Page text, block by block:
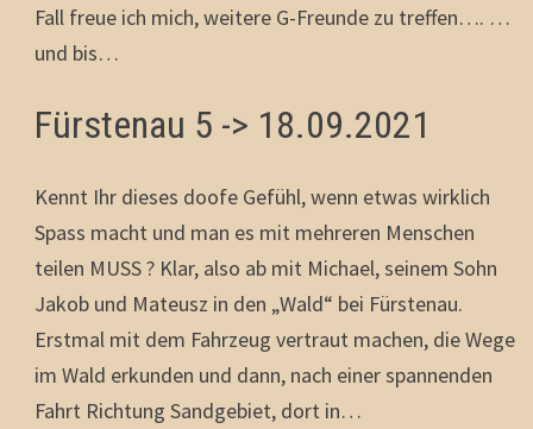
Fall freue ich mich, weitere G-Freunde zu treffen…. …
und bis…
Fürstenau 5 -> 18.09.2021
Kennt Ihr dieses doofe Gefühl, wenn etwas wirklich
Spass macht und man es mit mehreren Menschen
teilen MUSS ? Klar, also ab mit Michael, seinem Sohn
Jakob und Mateusz in den „Wald“ bei Fürstenau.
Erstmal mit dem Fahrzeug vertraut machen, die Wege
im Wald erkunden und dann, nach einer spannenden
Fahrt Richtung Sandgebiet, dort in…